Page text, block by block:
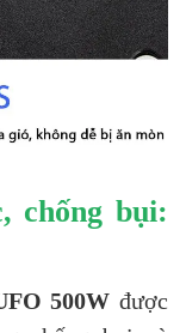
chống bụi:
500W được